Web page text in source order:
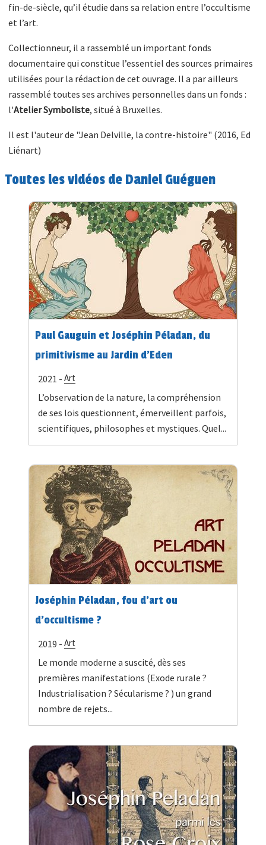
fin-de-siècle, qu’il étudie dans sa relation entre l’occultisme
et l’art.
Collectionneur, il a rassemblé un important fonds
documentaire qui constitue l’essentiel des sources primaires
utilisées pour la rédaction de cet ouvrage. Il a par ailleurs
rassemblé toutes ses archives personnelles dans un fonds :
l'Atelier Symboliste, situé à Bruxelles.
Il est l'auteur de "Jean Delville, la contre-histoire" (2016, Ed
Liénart)
Toutes les vidéos de Daniel Guéguen
Paul Gauguin et Joséphin Péladan, du
primitivisme au Jardin d’Eden
2021 - Art
L’observation de la nature, la compréhension
de ses lois questionnent, émerveillent parfois,
scientifiques, philosophes et mystiques. Quel...
Joséphin Péladan, fou d’art ou
d’occultisme ?
2019 - Art
Le monde moderne a suscité, dès ses
premières manifestations (Exode rurale ?
Industrialisation ? Sécularisme ? ) un grand
nombre de rejets...